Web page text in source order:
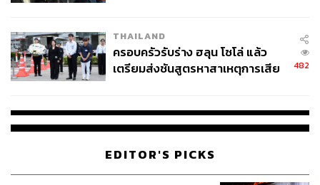
THAILAND
ครอบครัวรับร่าง ฮลุน โซโล่ แล้ว
เตรียมส่งชันสูตรหาสาเหตุการเสีย
482
EDITOR'S PICKS